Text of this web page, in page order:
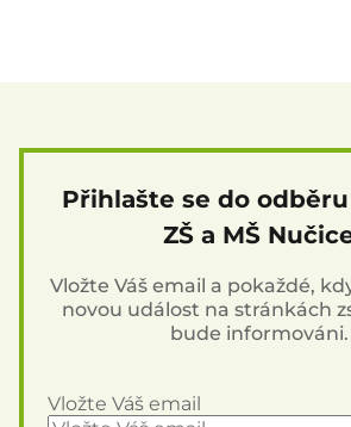
Přihlašte se do
ZŠ a MŠ
Vložte Váš email a pokaždé,
novou událost na stránkách
bude informováni.
Vložte Váš email